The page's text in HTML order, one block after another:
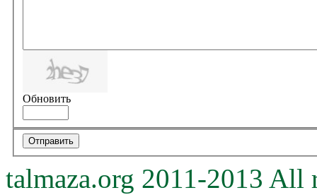
Обновить
talmaza.org 2011-2013 All